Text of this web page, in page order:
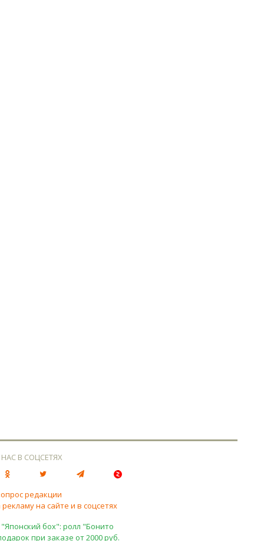
В СОЦСЕТЯХ
редакции
на сайте и в соцсетях
бох": ролл "Бонито
при заказе от 2000 руб.